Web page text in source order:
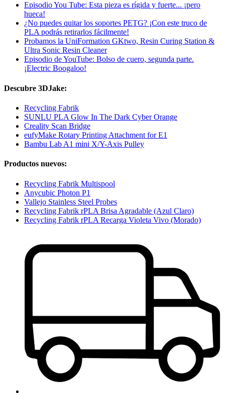
Episodio You Tube: Esta pieza es rígida y fuerte... ¡pero
hueca!
¿No puedes quitar los soportes PETG? ¡Con este truco de
PLA podrás retirarlos fácilmente!
Probamos la UniFormation GKtwo, Resin Curing Station &
Ultra Sonic Resin Cleaner
Episodio de YouTube: Bolso de cuero, segunda parte.
¡Electric Boogaloo!
Descubre 3DJake:
Recycling Fabrik
SUNLU PLA Glow In The Dark Cyber Orange
Creality Scan Bridge
eufyMake Rotary Printing Attachment for E1
Bambu Lab A1 mini X/Y-Axis Pulley
Productos nuevos:
Recycling Fabrik Multispool
Anycubic Photon P1
Vallejo Stainless Steel Probes
Recycling Fabrik rPLA Brisa Agradable (Azul Claro)
Recycling Fabrik rPLA Recarga Violeta Vivo (Morado)